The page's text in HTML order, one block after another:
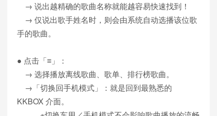
→ 说出越精确的歌曲名称就能越容易快速找到！
→ 仅说出歌手姓名时，则会由系统自动选播该位歌
手的歌曲。
● 点击「≡」：
→ 选择播放离线歌曲、歌单、排行榜歌曲。
→「切换回手机模式」：就是回到最熟悉的
KKBOX 介面。